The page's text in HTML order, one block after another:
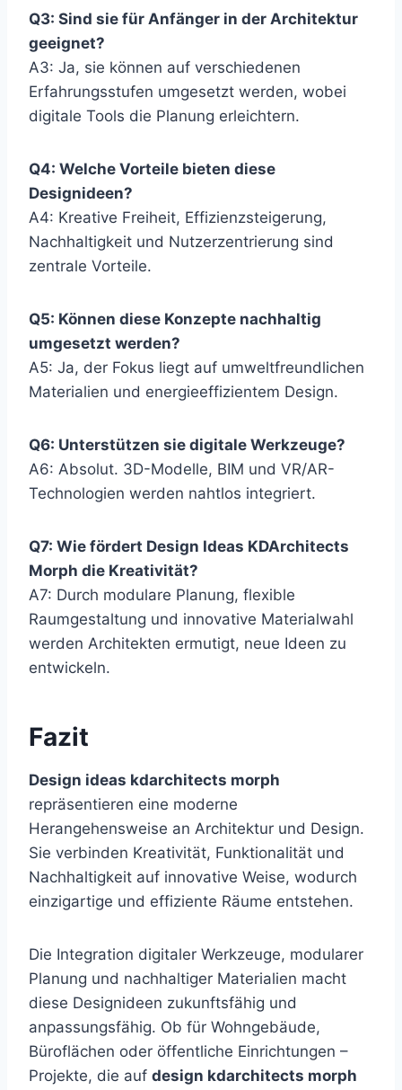
Q3: Sind sie für Anfänger in der Architektur
geeignet?
A3: Ja, sie können auf verschiedenen
Erfahrungsstufen umgesetzt werden, wobei
digitale Tools die Planung erleichtern.
Q4: Welche Vorteile bieten diese
Designideen?
A4: Kreative Freiheit, Effizienzsteigerung,
Nachhaltigkeit und Nutzerzentrierung sind
zentrale Vorteile.
Q5: Können diese Konzepte nachhaltig
umgesetzt werden?
A5: Ja, der Fokus liegt auf umweltfreundlichen
Materialien und energieeffizientem Design.
Q6: Unterstützen sie digitale Werkzeuge?
A6: Absolut. 3D-Modelle, BIM und VR/AR-
Technologien werden nahtlos integriert.
Q7: Wie fördert Design Ideas KDArchitects
Morph die Kreativität?
A7: Durch modulare Planung, flexible
Raumgestaltung und innovative Materialwahl
werden Architekten ermutigt, neue Ideen zu
entwickeln.
Fazit
Design ideas kdarchitects morph
repräsentieren eine moderne
Herangehensweise an Architektur und Design.
Sie verbinden Kreativität, Funktionalität und
Nachhaltigkeit auf innovative Weise, wodurch
einzigartige und effiziente Räume entstehen.
Die Integration digitaler Werkzeuge, modularer
Planung und nachhaltiger Materialien macht
diese Designideen zukunftsfähig und
anpassungsfähig. Ob für Wohngebäude,
Büroflächen oder öffentliche Einrichtungen –
Projekte, die auf design kdarchitects morph